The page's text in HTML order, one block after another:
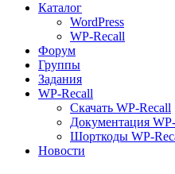
Каталог
WordPress
WP-Recall
Форум
Группы
Задания
WP-Recall
Скачать WP-Recall
Документация
Шорткоды WP-
Новости